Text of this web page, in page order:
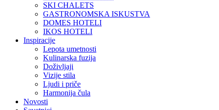
SKI CHALETS
GASTRONOMSKA ISKUSTVA
DOMES HOTELI
IKOS HOTELI
Inspiracije
Lepota umetnosti
Kulinarska fuzija
Doživljaji
Vizije stila
Ljudi i priče
Harmonija čula
Novosti